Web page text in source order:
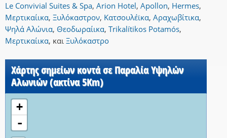
Le Convivial Suites & Spa, Arion Hotel, Apollon, Hermes,
Μερτικαίικα, Ξυλόκαστρον, Κατσουλέϊκα, Αραχωβίτικα,
Ψηλά Αλώνια, Θεοδωραίικα, Trikalítikos Potamós,
Μερτικαίικα, και Ξυλόκαστρο
Χάρτης σημείων κοντά σε Παραλία Υψηλών
Αλωνιών (ακτίνα 5Km)
+
-